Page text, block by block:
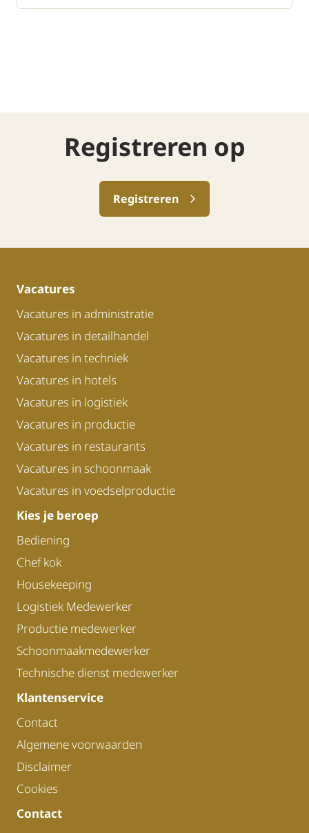
Registreren op
Registreren
Vacatures
Vacatures in administratie
Vacatures in detailhandel
Vacatures in techniek
Vacatures in hotels
Vacatures in logistiek
Vacatures in productie
Vacatures in restaurants
Vacatures in schoonmaak
Vacatures in voedselproductie
Kies je beroep
Bediening
Chef kok
Housekeeping
Logistiek Medewerker
Productie medewerker
Schoonmaakmedewerker
Technische dienst medewerker
Klantenservice
Contact
Algemene voorwaarden
Disclaimer
Cookies
Contact